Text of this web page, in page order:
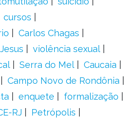
cursos
Carlos Chagas
violência sexual
Serra do Mel
Caucaia
Campo Novo de Rondônia
enquete
formalização
RJ
Petrópolis